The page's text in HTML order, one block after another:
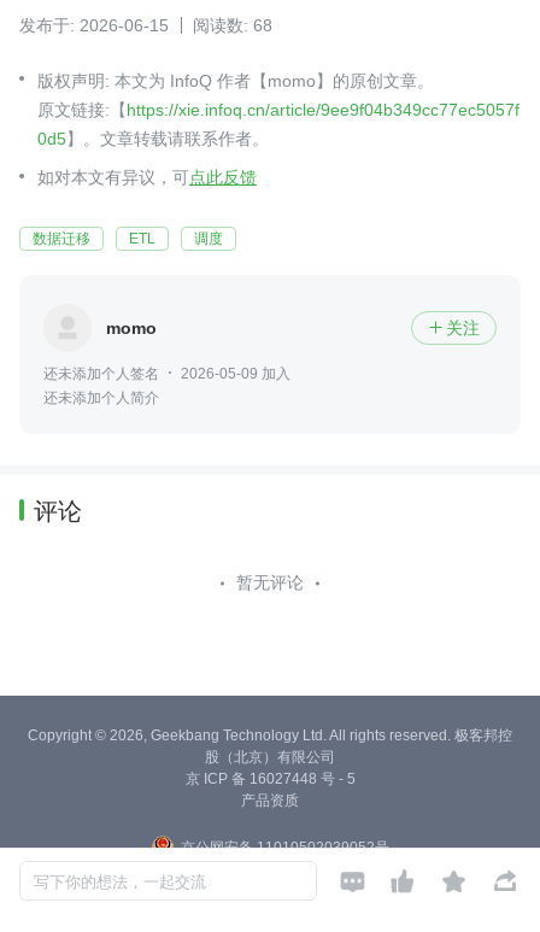
发布于: 2026-06-15 阅读数: 68
版权声明: 本文为 InfoQ 作者【momo】的原创文章。
原文链接:【https://xie.infoq.cn/article/9ee9f04b349cc77ec5057f
0d5】。文章转载请联系作者。
如对本文有异议，可点此反馈
数据迁移 ETL 调度
momo  关注
还未添加个人签名
2026-05-09 加入
还未添加个人简介
评论
暂无评论
写下你的想法，一起交流    
Copyright © 2026, Geekbang Technology Ltd. All rights reserved. 极客邦控
股（北京）有限公司
京 ICP 备 16027448 号 - 5
产品资质
京公网安备 11010502039052号